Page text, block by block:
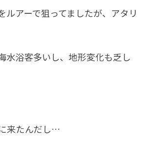
ルアーで狙ってましたが、アタリ
水浴客多いし、地形変化も乏し
来たんだし…